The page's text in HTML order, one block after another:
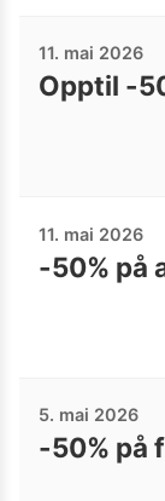
11. mai 2026
Opptil -
11. mai 2026
-50% på
5. mai 2026
-50% på